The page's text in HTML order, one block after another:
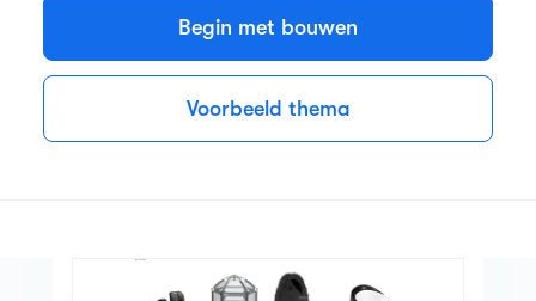
Begin met bouwen
Voorbeeld thema